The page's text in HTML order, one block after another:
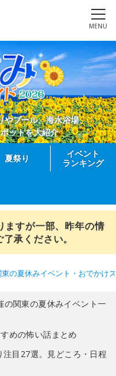
MENU
やプール、海水浴場、
ットを大紹介
夏祭り
イベント
ランキング
ますが一部、昨年の情
承ください。
東の夏休みイベント・おでかけ
関東の夏休みイベント一
めの怖い話まとめ
注目27選。見どころ・日程